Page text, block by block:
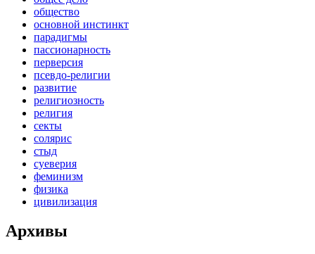
общество
основной инстинкт
парадигмы
пассионарность
перверсия
псевдо-религии
развитие
религиозность
религия
секты
солярис
стыд
суеверия
феминизм
физика
цивилизация
Архивы